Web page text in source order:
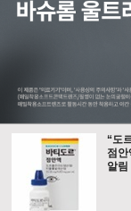
“도
점안
알림